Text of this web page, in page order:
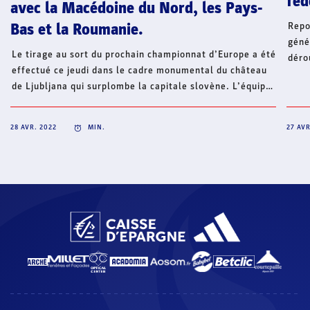
avec la Macédoine du Nord, les Pays-
Bas et la Roumanie.
Le tirage au sort du prochain championnat d’Europe a été
effectué ce jeudi dans le cadre monumental du château
de Ljubljana qui surplombe la capitale slovène. L’équipe
du Nord, ainsi que les Pays-Bas et la Roumanie.
28 AVR. 2022 MIN. 27